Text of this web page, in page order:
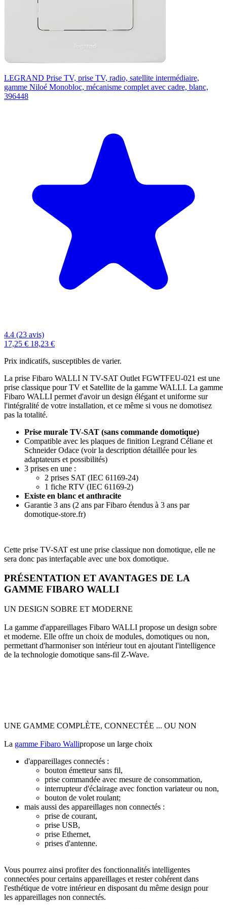
LEGRAND Prise TV, prise TV, radio, satellite intermédiaire,
gamme Niloé Monobloc, mécanisme complet avec cadre, blanc,
396448
4.4 (23 avis)
17,25 € 18,23 €
Prix indicatifs, susceptibles de varier.
La prise Fibaro WALLI N TV-SAT Outlet FGWTFEU-021 est une
prise classique pour TV et Satellite de la gamme WALLI. La gamme
Fibaro WALLI permet d'avoir un design élégant et uniforme sur
l'intégralité de votre installation, et ce même si vous ne domotisez
pas la totalité.
Prise murale TV-SAT (sans commande domotique)
Compatible avec les plaques de finition Legrand Céliane et
Schneider Odace (voir la description détaillée pour les
adaptateurs et possibilités)
3 prises en une :
2 prises SAT (IEC 61169-24)
1 fiche RTV (IEC 61169-2)
Existe en blanc et anthracite
Garantie 3 ans (2 ans par Fibaro étendus à 3 ans par
domotique-store.fr)
Cette prise TV-SAT est une prise classique non domotique, elle ne
sera donc pas interfaçable avec une box domotique.
PRÉSENTATION ET AVANTAGES DE LA
GAMME FIBARO WALLI
UN DESIGN SOBRE ET MODERNE
La gamme d'appareillages Fibaro WALLI propose un design sobre
et moderne. Elle offre un choix de modules, domotiques ou non,
permettant d'harmoniser son intérieur tout en ajoutant l'intelligence
de la technologie domotique sans-fil Z‑Wave.
UNE GAMME COMPLÈTE, CONNECTÉE ... OU NON
La gamme Fibaro Wallipropose un large choix
d'appareillages connectés :
bouton émetteur sans fil,
prise commandée avec mesure de consommation,
interrupteur d'éclairage avec fonction variateur ou non,
bouton de volet roulant;
mais aussi des appareillages non connectés :
prise de courant,
prise USB,
prise Ethernet,
prises d'antenne.
Vous pourrez ainsi profiter des fonctionnalités intelligentes
connectées pour certains appareillages et rester cohérent dans
l'esthétique de votre intérieur en disposant du même design pour
les appareillages non connectés.